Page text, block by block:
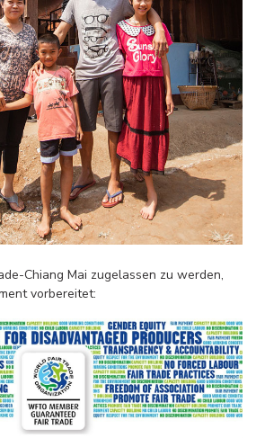
Chiang Mai zugelassen zu werden,
vorbereitet: